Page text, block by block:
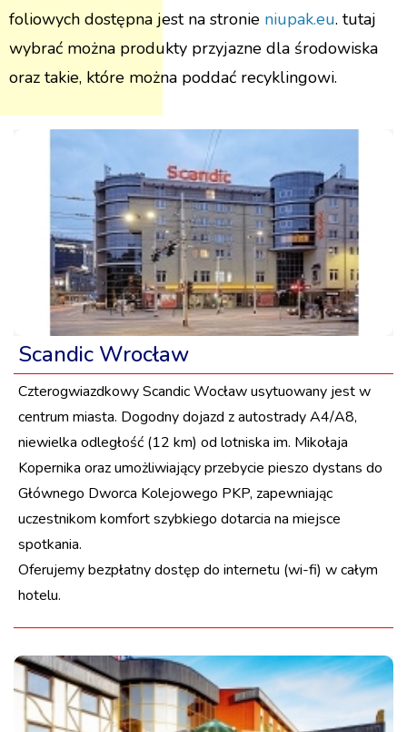
foliowych dostępna jest na stronie niupak.eu. tutaj
wybrać można produkty przyjazne dla środowiska
oraz takie, które można poddać recyklingowi.
Scandic Wrocław
Czterogwiazdkowy Scandic Wocław usytuowany jest w
centrum miasta. Dogodny dojazd z autostrady A4/A8,
niewielka odległość (12 km) od lotniska im. Mikołaja
Kopernika oraz umożliwiający przebycie pieszo dystans do
Głównego Dworca Kolejowego PKP, zapewniając
uczestnikom komfort szybkiego dotarcia na miejsce
spotkania.
Oferujemy bezpłatny dostęp do internetu (wi-fi) w całym
hotelu.